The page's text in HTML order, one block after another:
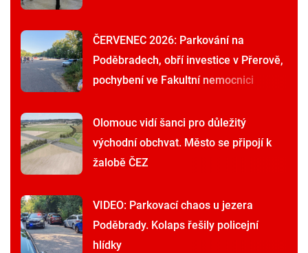
ČERVENEC 2026: Parkování na
Poděbradech, obří investice v Přerově,
pochybení ve Fakultní nemocnici
Olomouc vidí šanci pro důležitý
východní obchvat. Město se připojí k
žalobě ČEZ
VIDEO: Parkovací chaos u jezera
Poděbrady. Kolaps řešily policejní
hlídky